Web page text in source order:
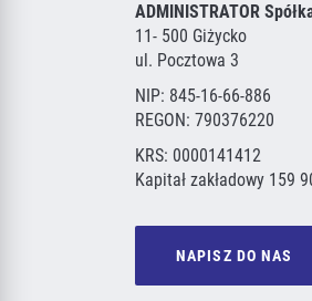
ADMINISTRATOR
11- 500 Giżycko
ul. Pocztowa 3
NIP: 845-16-66-886
REGON: 790376220
KRS: 0000141412
Kapitał zakładowy 159
NAPISZ DO NAS